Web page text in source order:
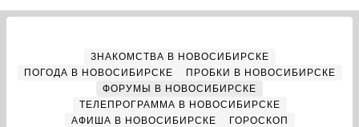
ЗНАКОМСТВА В НОВОСИБИРСКЕ
ПОГОДА В НОВОСИБИРСКЕ
ПРОБКИ В НОВОСИБИРСКЕ
ФОРУМЫ В НОВОСИБИРСКЕ
ТЕЛЕПРОГРАММА В НОВОСИБИРСКЕ
АФИША В НОВОСИБИРСКЕ
ГОРОСКОП